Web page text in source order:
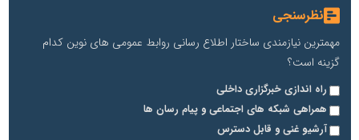
نظرسنجی
مهمترین نیازمندی ساختار اطلاع رسانی روابط عمومی های نوین کدام
گزینه است؟
راه اندازی خبرگزاری داخلی
همراهی شبکه های اجتماعی و پیام رسان ها
آرشیو غنی و قابل دسترس